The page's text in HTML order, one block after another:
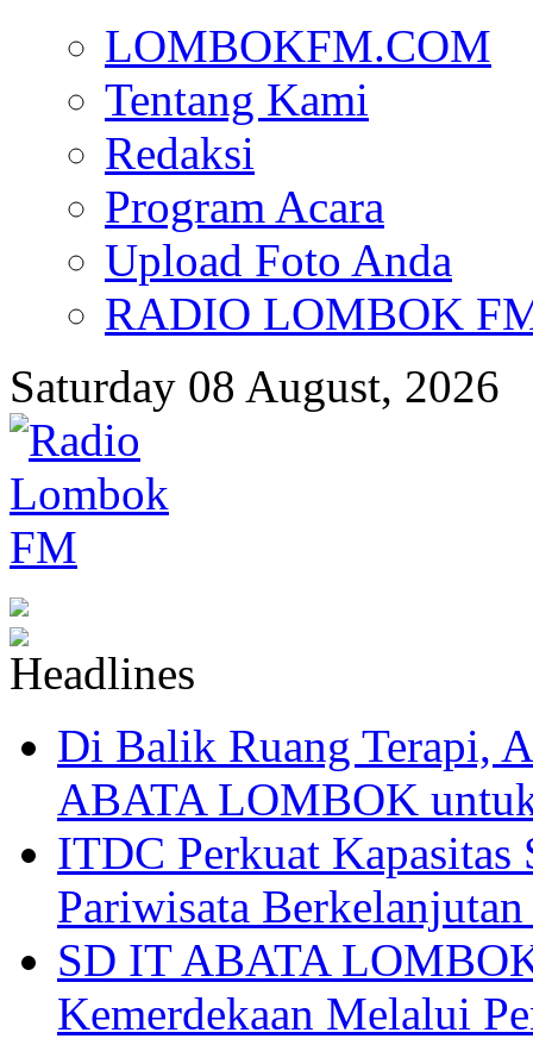
LOMBOKFM.COM
Tentang Kami
Redaksi
Program Acara
Upload Foto Anda
RADIO LOMBOK
Saturday 08 August, 2026
Di Balik Ruang Terapi,
ABATA LOMBOK
ITDC Perkuat
Pariwisata
SD IT ABATA
Kemerdekaan Melalui